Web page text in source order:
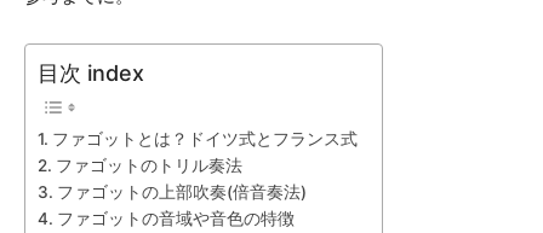
目次 index
ファゴットとは？ドイツ式とフランス式
ファゴットのトリル奏法
ファゴットの上部吹奏(倍音奏法)
ファゴットの音域や音色の特徴